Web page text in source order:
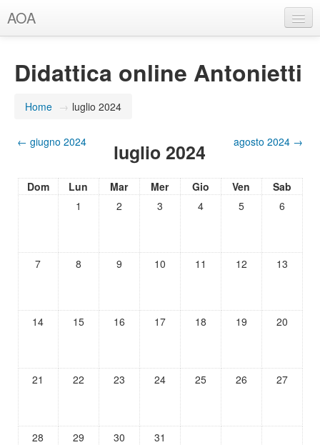
AOA
Non sei collegato. (Login
Didattica online Antonietti
Home → luglio 2024
← giugno 2024 luglio 2024 agosto 2024 →
Dom Lun Mar Mer Gio Ven
Sab
1
2 3 4 5 6
7 8 9 10 11 12 13
14 15 16 17 18 19 20
21 22 23 24 25 26 27
28 29 30 31